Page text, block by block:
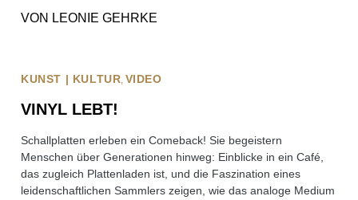
VON LEONIE GEHRKE
KUNST | KULTUR VIDEO
VINYL LEBT!
Schallplatten erleben ein Comeback! Sie begeistern
Menschen über Generationen hinweg: Einblicke in ein Café,
das zugleich Plattenladen ist, und die Faszination eines
leidenschaftlichen Sammlers zeigen, wie das analoge Medium